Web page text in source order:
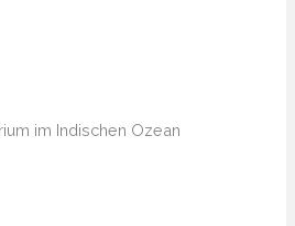
im Indischen Ozean